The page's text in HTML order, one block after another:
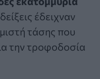
έδειχναν
τάσης που
την τροφοδοσία